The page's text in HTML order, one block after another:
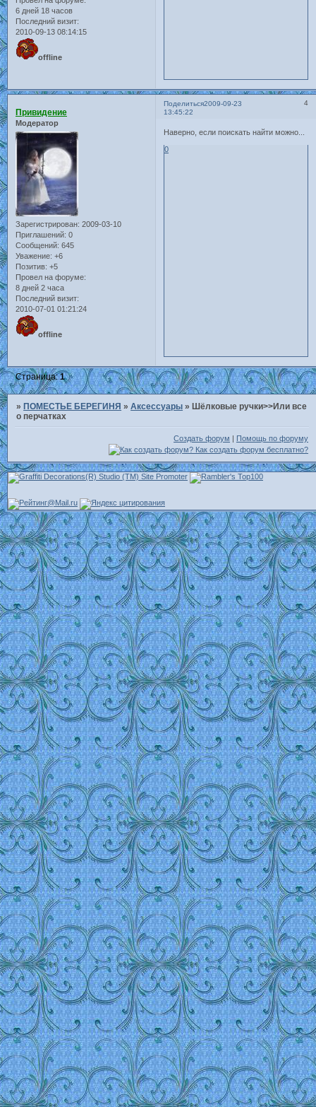
6 дней 18 часов
Последний визит:
2010-09-13 08:14:15
offline
Поделиться 4
2009-09-23
13:45:22
Привидение
Модератор
Зарегистрирован: 2009-03-10
Приглашений: 0
Сообщений: 645
Уважение: +6
Позитив: +5
Провел на форуме:
8 дней 2 часа
Последний визит:
2010-07-01 01:21:24
offline
Наверно, если поискать найти можно...
0
Страница:1
»ПОМЕСТЬЕ БЕРЕГИНЯ »Аксессуары »Шёлковые ручки>>Или все
о перчатках
Создать форум Помощь по форуму